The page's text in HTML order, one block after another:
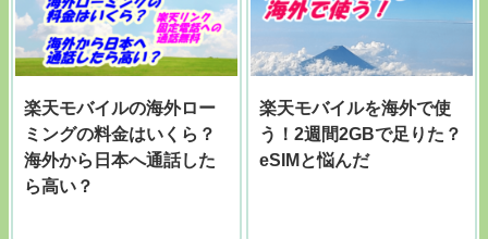
楽天モバイルの海外ロー
ミングの料金はいくら？
海外から日本へ通話した
ら高い？
楽天モバイルを海外で使
う！2週間2GBで足りた？
eSIMと悩んだ